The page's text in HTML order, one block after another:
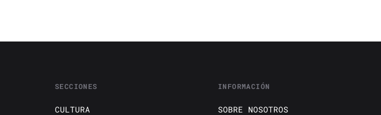
SECCIONES
CULTURA
INFORMACIÓN
SOBRE NOSOTROS